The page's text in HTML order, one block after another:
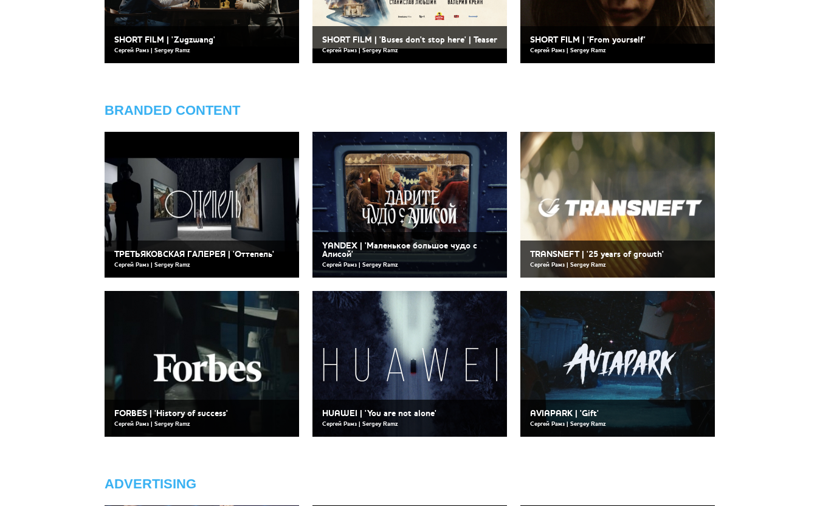
SHORT FILM | 'Zugzwang'
Сергей Рамз | Sergey Ramz
SHORT FILM | 'Buses don't stop here' | Teaser
Сергей Рамз | Sergey Ramz
SHORT FILM | 'From yourself'
Сергей Рамз | Sergey Ramz
BRANDED CONTENT
ТРЕТЬЯКОВСКАЯ ГАЛЕРЕЯ | 'Оттепель'
Сергей Рамз | Sergey Ramz
YANDEX | 'Маленькое большое чудо с
Алисой'
Сергей Рамз | Sergey Ramz
TRANSNEFT | '25 years of growth'
Сергей Рамз | Sergey Ramz
FORBES | 'History of success'
Сергей Рамз | Sergey Ramz
HUAWEI | 'You are not alone'
Сергей Рамз | Sergey Ramz
AVIAPARK | 'Gift'
Сергей Рамз | Sergey Ramz
ADVERTISING